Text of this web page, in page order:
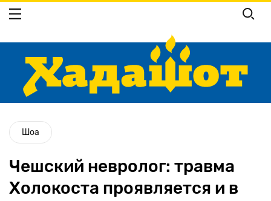
Перейти
основному
Шоа
Чешский невролог: травма
Холокоста проявляется и в